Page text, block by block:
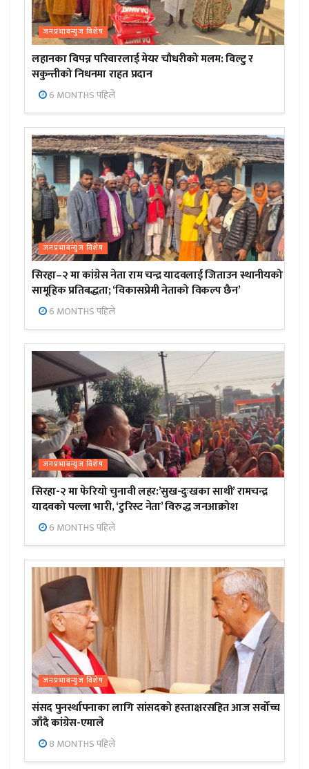
जनप्रभाबन्युज विशेष
लहानका विपन्न परिवारलाई मेयर चौधरीको मलम: विल्टु र
सकुन्तीको निधनमा राहत प्रदान
6 MONTHS पहिले
जनप्रभाबन्युज विशेष
सिरहा–२ मा कांग्रेस नेता राम चन्द्र यादवलाई जिताउन स्थानीयको
सामूहिक प्रतिबद्धता; ‘विकासप्रेमी नेताको विकल्प छैन’
6 MONTHS पहिले
जनप्रभाबन्युज विशेष
सिरहा-२ मा फेरियो चुनावी लहर:’सुख-दुःखका साथी’ रामचन्द्र
यादवको पल्ला भारी, ‘टुरिस्ट नेता’ विरुद्ध जनआक्रोश
6 MONTHS पहिले
जनप्रभाबन्युज विशेष
संसद पुनर्स्थापनाका लागि सांसदको हस्ताक्षरसहित आज सर्वोच्च
जाँदै कांग्रेस-एमाले
8 MONTHS पहिले